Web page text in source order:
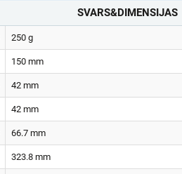
SVARS&DIMENSIJAS
250 g
150 mm
42 mm
42 mm
66.7 mm
323.8 mm